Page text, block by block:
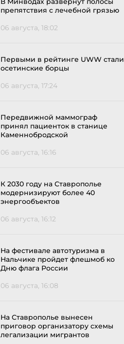
препятствия с лечебной грязью
06 августа, 18:02
Первыми в рейтинге UWW стали
осетинские борцы
06 августа, 17:24
Передвижной маммограф
принял пациенток в станице
Каменнобродской
06 августа, 16:16
К 2030 году на Ставрополье
модернизируют более 40
энергообъектов
06 августа, 16:12
На фестивале автотуризма в
Нальчике пройдет флешмоб ко
Дню флага России
06 августа, 16:08
На Ставрополье вынесен
приговор организатору схемы
легализации мигрантов